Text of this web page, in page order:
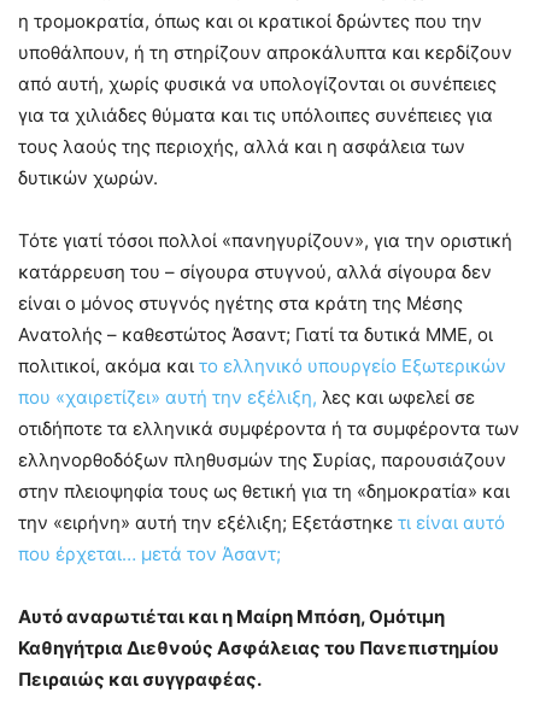
η τρομοκρατία, όπως και οι κρατικοί δρώντες που την
υποθάλπουν, ή τη στηρίζουν απροκάλυπτα και κερδίζουν
από αυτή, χωρίς φυσικά να υπολογίζονται οι συνέπειες
για τα χιλιάδες θύματα και τις υπόλοιπες συνέπειες για
τους λαούς της περιοχής, αλλά και η ασφάλεια των
δυτικών χωρών.
Τότε γιατί τόσοι πολλοί «πανηγυρίζουν», για την οριστική
κατάρρευση του – σίγουρα στυγνού, αλλά σίγουρα δεν
είναι ο μόνος στυγνός ηγέτης στα κράτη της Μέσης
Ανατολής – καθεστώτος Άσαντ; Γιατί τα δυτικά ΜΜΕ, οι
πολιτικοί, ακόμα και το ελληνικό υπουργείο Εξωτερικών
που «χαιρετίζει» αυτή την εξέλιξη, λες και ωφελεί σε
οτιδήποτε τα ελληνικά συμφέροντα ή τα συμφέροντα των
ελληνορθοδόξων πληθυσμών της Συρίας, παρουσιάζουν
στην πλειοψηφία τους ως θετική για τη «δημοκρατία» και
την «ειρήνη» αυτή την εξέλιξη; Εξετάστηκε τι είναι αυτό
που έρχεται… μετά τον Άσαντ;
Αυτό αναρωτιέται και η Μαίρη Μπόση, Ομότιμη
Καθηγήτρια Διεθνούς Ασφάλειας του Πανεπιστημίου
Πειραιώς και συγγραφέας.